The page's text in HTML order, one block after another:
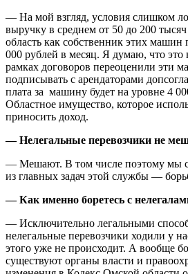
— На мой взгляд, условия слишком
выручку в среднем от 50 до 200
область как собственник этих
000 рублей в месяц. Я думаю, что
рамках договоров переоценили эти
подписывать с арендаторами
плата за машину будет на уровне 4
Областное имущество, которое
приносить доход.
— Нелегальные перевозчики не
— Мешают. В том числе поэтому мы
из главных задач этой службы —
— Как именно боретесь с
— Исключительно легальными
нелегальные перевозчики ходили у
этого уже не происходит. А вообще
существуют органы власти и